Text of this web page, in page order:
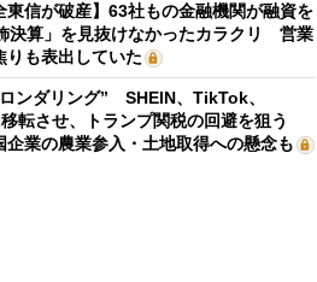
東信が破産】63社もの金融機関が融資を
決算」を見抜けなかったカラクリ 営業
りも表出していた
ンダリング” SHEIN、TikTok、
転させ、トランプ関税の回避を狙う
業の農業参入・土地取得への懸念も